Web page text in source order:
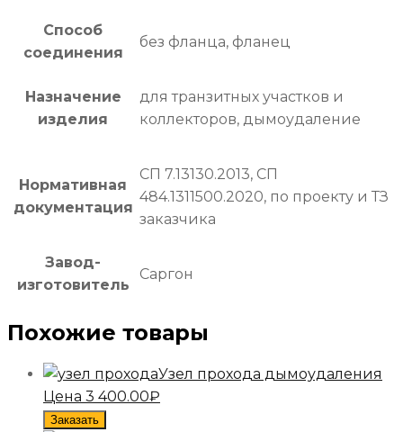
Способ
соединения
без фланца, фланец
Назначение
изделия
для транзитных участков и
коллекторов, дымоудаление
Нормативная
документация
СП 7.13130.2013, СП
484.1311500.2020, по проекту и ТЗ
заказчика
Завод-
изготовитель
Саргон
Похожие товары
Узел прохода дымоудаления
Цена 3 400.00₽
Заказать